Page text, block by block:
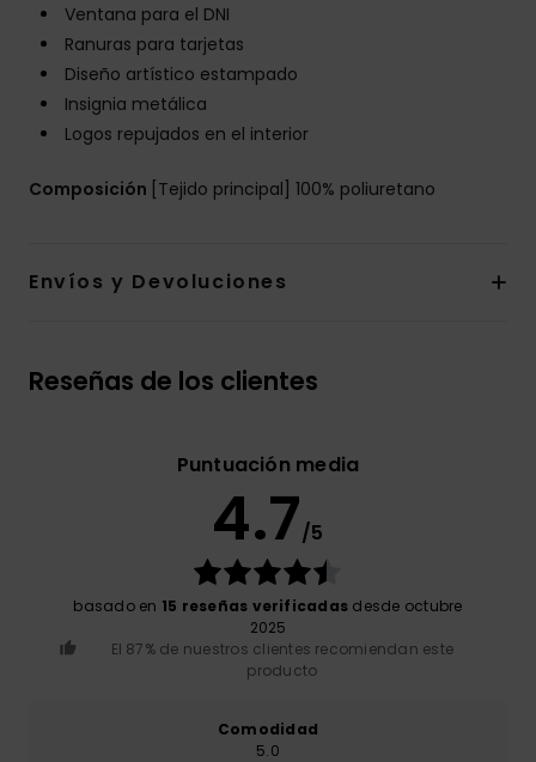
Ventana para el DNI
Ranuras para tarjetas
Diseño artístico estampado
Insignia metálica
Logos repujados en el interior
Composición [Tejido principal] 100% poliuretano
Envíos y Devoluciones
Reseñas de los clientes
Puntuación media
4.7/5
basado en 15 reseñas verificadas desde octubre
2025
El 87% de nuestros clientes recomiendan este
producto
Comodidad
5.0